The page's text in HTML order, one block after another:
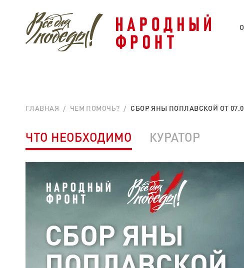
ГЛАВНАЯ ЧЕМ ПОМОЧЬ? СБОР ЯНЫ ПОПЛАВСКОЙ ОТ
ЧТО НЕОБХОДИМО КУРАТОР